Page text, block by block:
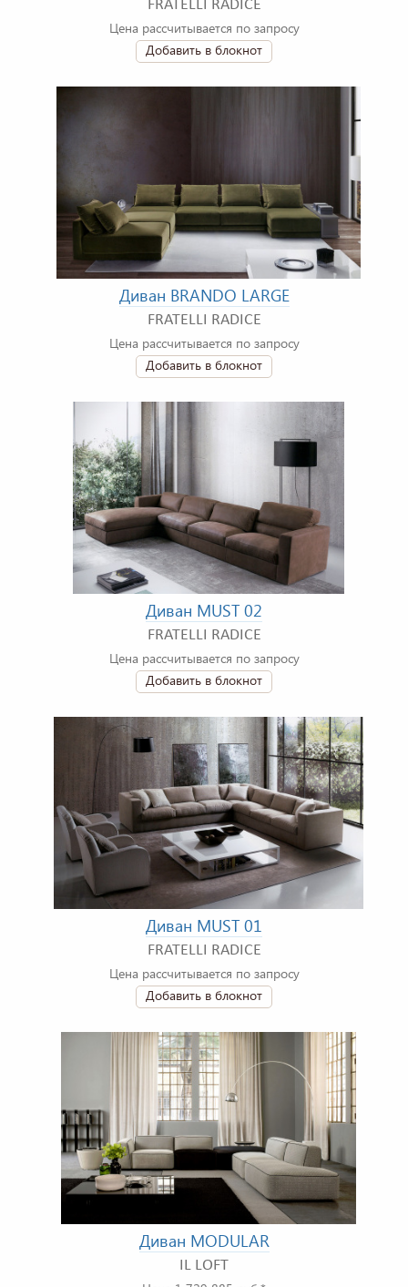
FRATELLI RADICE
Цена рассчитывается по запросу
Добавить в блокнот
Диван BRANDO LARGE
FRATELLI RADICE
Цена рассчитывается по запросу
Добавить в блокнот
Диван MUST 02
FRATELLI RADICE
Цена рассчитывается по запросу
Добавить в блокнот
Диван MUST 01
FRATELLI RADICE
Цена рассчитывается по запросу
Добавить в блокнот
Диван MODULAR
IL LOFT